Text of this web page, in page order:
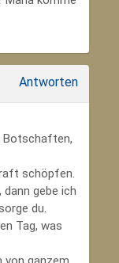
Antworten
Botschaften,
schöpfen.
gebe ich
du.
Tag, was